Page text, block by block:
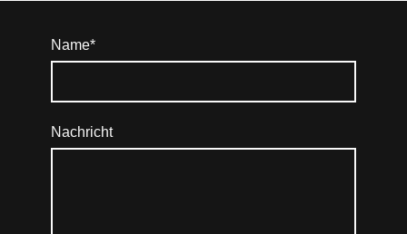
Name*
Nachricht